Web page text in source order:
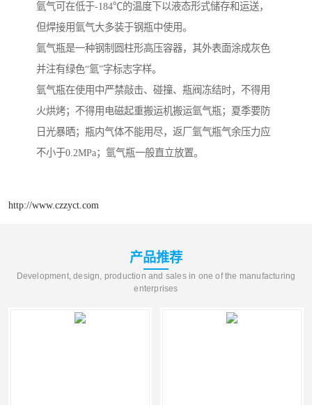
氩气可在低于-184℃的温度下以液态形式储存和运送，
但焊接用氩气大多装于钢瓶中使用。
氩气瓶是一种钢制圆柱形高压容器，其外表面涂成灰色
并注有绿色“氩”字标志字样。
氩气瓶在使用中严禁敲击、碰撞、瓶阀冻结时，不得用
火烘烤；不得用电磁起重搬运机搬运氩气瓶；夏季要防
日光暴晒；瓶内气体不能用尽，返厂氩气瓶气余压力应
不小于0.2MPa；氩气瓶一般直立放置。
http://www.czzyct.com
产品推荐
Development, design, production and sales in one of the manufacturing
enterprises